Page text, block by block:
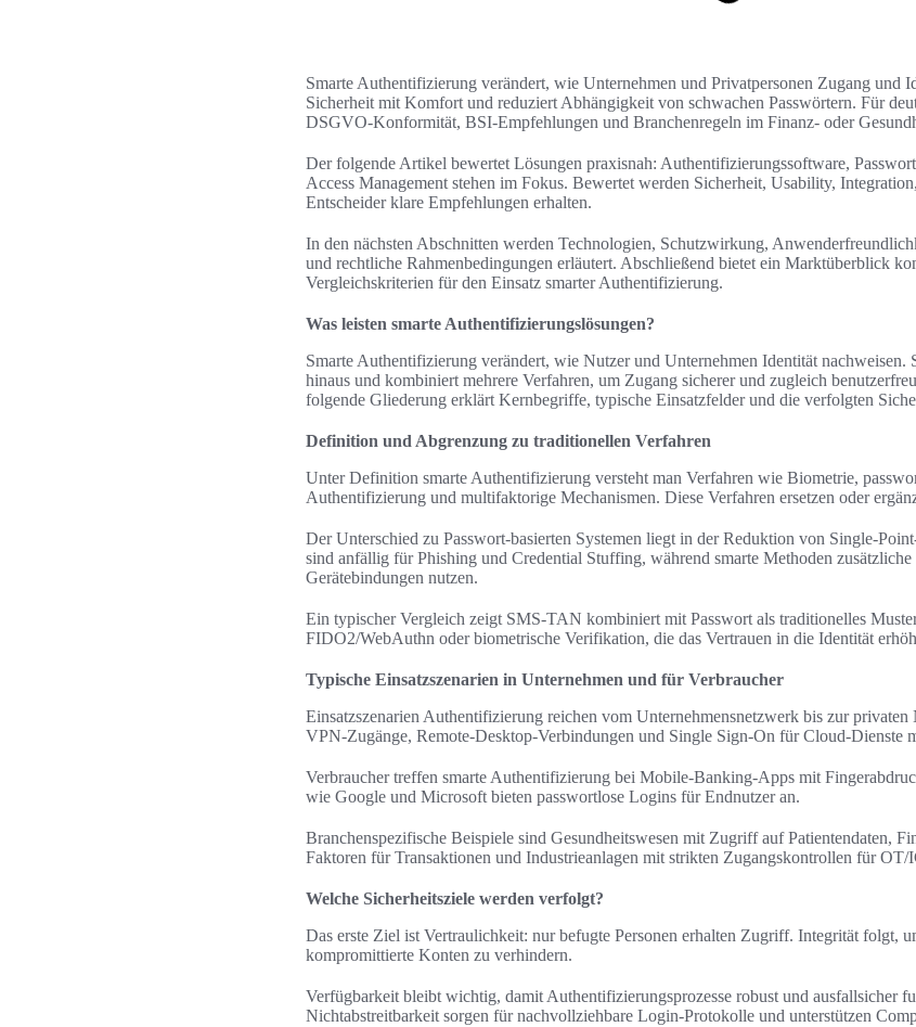
Smarte Authentifizierung verändert, wie Unternehmen und Privatpersonen Zugang und
Sicherheit mit Komfort und reduziert Abhängigkeit von schwachen Passwörtern. Für
DSGVO-Konformität, BSI-Empfehlungen und Branchenregeln im Finanz- oder
Der folgende Artikel bewertet Lösungen praxisnah: Authentifizierungssoftware,
Access Management stehen im Fokus. Bewertet werden Sicherheit, Usability,
Entscheider klare Empfehlungen erhalten.
In den nächsten Abschnitten werden Technologien, Schutzwirkung,
und rechtliche Rahmenbedingungen erläutert. Abschließend bietet ein Marktüberblick
Vergleichskriterien für den Einsatz smarter Authentifizierung.
Was leisten smarte Authentifizierungslösungen?
Smarte Authentifizierung verändert, wie Nutzer und Unternehmen Identität nachweisen.
hinaus und kombiniert mehrere Verfahren, um Zugang sicherer und zugleich
folgende Gliederung erklärt Kernbegriffe, typische Einsatzfelder und die verfolgten
Definition und Abgrenzung zu traditionellen Verfahren
Unter Definition smarte Authentifizierung versteht man Verfahren wie Biometrie,
Authentifizierung und multifaktorige Mechanismen. Diese Verfahren ersetzen oder
Der Unterschied zu Passwort-basierten Systemen liegt in der Reduktion von Single-
sind anfällig für Phishing und Credential Stuffing, während smarte Methoden
Gerätebindungen nutzen.
Ein typischer Vergleich zeigt SMS-TAN kombiniert mit Passwort als traditionelles
FIDO2/WebAuthn oder biometrische Verifikation, die das Vertrauen in die Identität
Typische Einsatzszenarien in Unternehmen und für Verbraucher
Einsatzszenarien Authentifizierung reichen vom Unternehmensnetzwerk bis zur
VPN-Zugänge, Remote-Desktop-Verbindungen und Single Sign-On für Cloud-Dienste
Verbraucher treffen smarte Authentifizierung bei Mobile-Banking-Apps mit
wie Google und Microsoft bieten passwortlose Logins für Endnutzer an.
Branchenspezifische Beispiele sind Gesundheitswesen mit Zugriff auf Patientendaten,
Faktoren für Transaktionen und Industrieanlagen mit strikten Zugangskontrollen für OT/
Welche Sicherheitsziele werden verfolgt?
Das erste Ziel ist Vertraulichkeit: nur befugte Personen erhalten Zugriff. Integrität folgt,
kompromittierte Konten zu verhindern.
Verfügbarkeit bleibt wichtig, damit Authentifizierungsprozesse robust und ausfallsicher
Nichtabstreitbarkeit sorgen für nachvollziehbare Login-Protokolle und unterstützen